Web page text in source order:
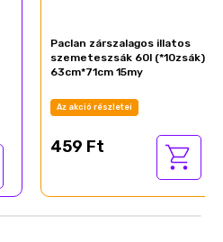
Paclan zárszalagos illatos
szemeteszsák 60l (*10zsák)
63cm*71cm 15my
Az akció részletei
459 Ft